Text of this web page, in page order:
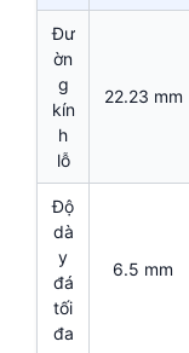
Đư
ờn
g
kín
h
lỗ
22.23 mm
Độ
dà
y
đá
tối
đa
6.5 mm